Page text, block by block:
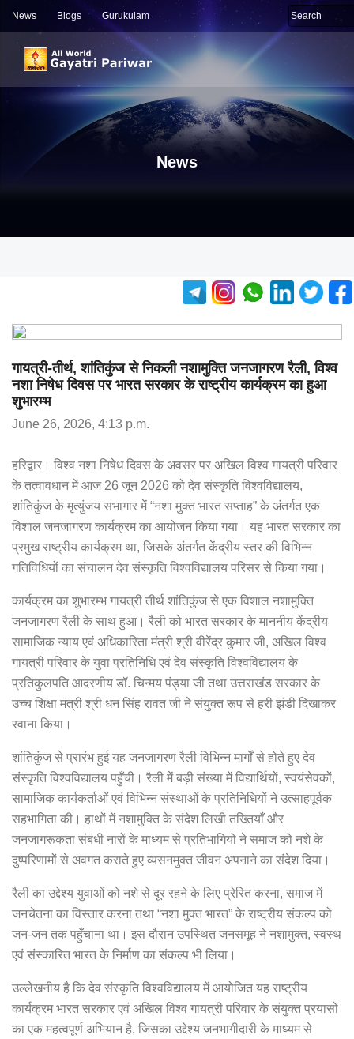
News Blogs Gurukulam
News
गायत्री-तीर्थ, शांतिकुंज से निकली नशामुक्ति जनजागरण रैली, विश्व
नशा निषेध दिवस पर भारत सरकार के राष्ट्रीय कार्यक्रम का हुआ
शुभारम्भ
June 26, 2026, 4:13 p.m.
हरिद्वार। विश्व नशा निषेध दिवस के अवसर पर अखिल विश्व गायत्री परिवार
के तत्वावधान में आज 26 जून 2026 को देव संस्कृति विश्वविद्यालय,
शांतिकुंज के मृत्युंजय सभागार में “नशा मुक्त भारत सप्ताह” के अंतर्गत एक
विशाल जनजागरण कार्यक्रम का आयोजन किया गया। यह भारत सरकार का
प्रमुख राष्ट्रीय कार्यक्रम था, जिसके अंतर्गत केंद्रीय स्तर की विभिन्न
गतिविधियों का संचालन देव संस्कृति विश्वविद्यालय परिसर से किया गया।
कार्यक्रम का शुभारम्भ गायत्री तीर्थ शांतिकुंज से एक विशाल नशामुक्ति
जनजागरण रैली के साथ हुआ। रैली को भारत सरकार के माननीय केंद्रीय
सामाजिक न्याय एवं अधिकारिता मंत्री श्री वीरेंद्र कुमार जी, अखिल विश्व
गायत्री परिवार के युवा प्रतिनिधि एवं देव संस्कृति विश्वविद्यालय के
प्रतिकुलपति आदरणीय डॉ. चिन्मय पंड्या जी तथा उत्तराखंड सरकार के
उच्च शिक्षा मंत्री श्री धन सिंह रावत जी ने संयुक्त रूप से हरी झंडी दिखाकर
रवाना किया।
शांतिकुंज से प्रारंभ हुई यह जनजागरण रैली विभिन्न मार्गों से होते हुए देव
संस्कृति विश्वविद्यालय पहुँची। रैली में बड़ी संख्या में विद्यार्थियों, स्वयंसेवकों,
सामाजिक कार्यकर्ताओं एवं विभिन्न संस्थाओं के प्रतिनिधियों ने उत्साहपूर्वक
सहभागिता की। हाथों में नशामुक्ति के संदेश लिखी तख्तियाँ और
जनजागरूकता संबंधी नारों के माध्यम से प्रतिभागियों ने समाज को नशे के
दुष्परिणामों से अवगत कराते हुए व्यसनमुक्त जीवन अपनाने का संदेश दिया।
रैली का उद्देश्य युवाओं को नशे से दूर रहने के लिए प्रेरित करना, समाज में
जनचेतना का विस्तार करना तथा “नशा मुक्त भारत” के राष्ट्रीय संकल्प को
जन-जन तक पहुँचाना था। इस दौरान उपस्थित जनसमूह ने नशामुक्त, स्वस्थ
एवं संस्कारित भारत के निर्माण का संकल्प भी लिया।
उल्लेखनीय है कि देव संस्कृति विश्वविद्यालय में आयोजित यह राष्ट्रीय
कार्यक्रम भारत सरकार एवं अखिल विश्व गायत्री परिवार के संयुक्त प्रयासों
का एक महत्वपूर्ण अभियान है, जिसका उद्देश्य जनभागीदारी के माध्यम से